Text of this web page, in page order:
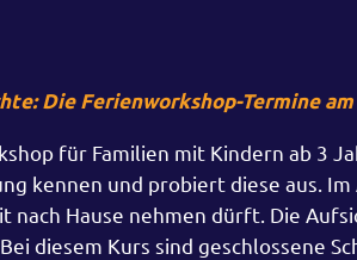
Die Ferienworkshop-Termine
für Familien mit Kindern ab 3
kennen und probiert diese aus.
nach Hause nehmen dürft. Die
diesem Kurs sind geschlossene